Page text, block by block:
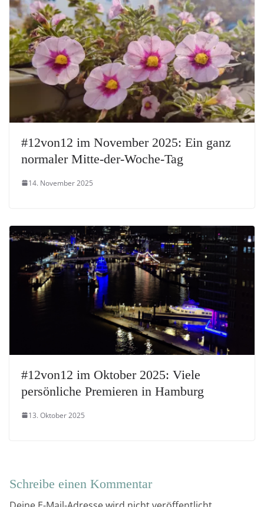
#12von12 im November 2025: Ein ganz
normaler Mitte-der-Woche-Tag
14. November 2025
#12von12 im Oktober 2025: Viele
persönliche Premieren in Hamburg
13. Oktober 2025
Schreibe einen Kommentar